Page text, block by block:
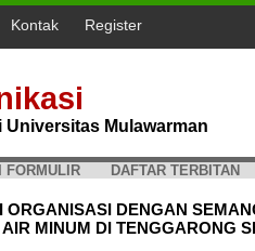
Kontak Register
Mulawarman
FORMULIR DAFTAR TERBITAN
DENGAN
MINUM DI TENGGARONG